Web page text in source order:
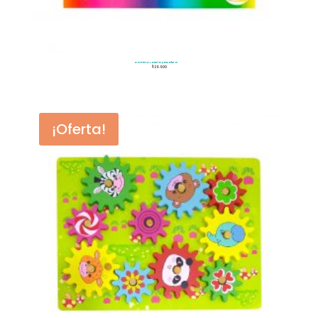
Domino Lotería y Escalera
$29.900
¡Oferta!